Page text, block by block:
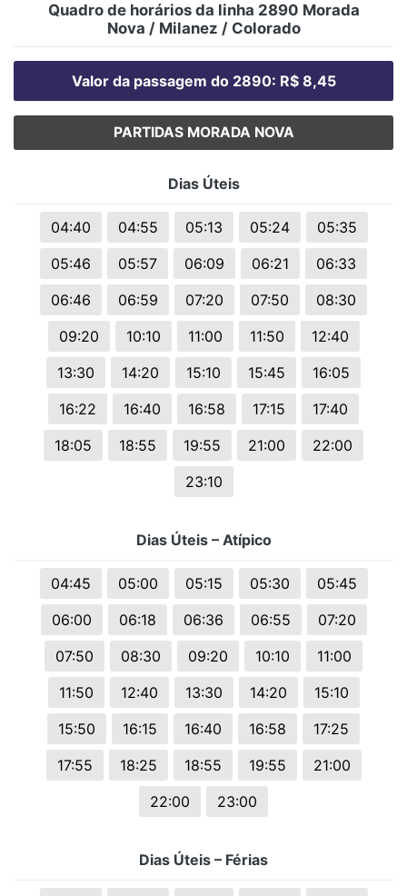
Quadro de horários da linha 2890 Morada
Nova / Milanez / Colorado
Valor da passagem do 2890: R$ 8,45
PARTIDAS MORADA NOVA
Dias Úteis
04:40 04:55 05:13 05:24
05:35
05:46
05:57 06:09 06:21
06:33
06:46
06:59 07:20 07:50
08:30
09:20
10:10 11:00 11:50
12:40
13:30
14:20 15:10 15:45
16:05
16:22
16:40 16:58 17:15
17:40
18:05
18:55 19:55 21:00
22:00
23:10
Dias Úteis – Atípico
04:45 05:00 05:15 05:30
05:45
06:00
06:18 06:36 06:55
07:20
07:50
08:30 09:20 10:10
11:00
11:50
12:40 13:30 14:20
15:10
15:50
16:15 16:40 16:58
17:25
17:55
18:25 18:55 19:55
21:00
22:00
23:00
Dias Úteis – Férias